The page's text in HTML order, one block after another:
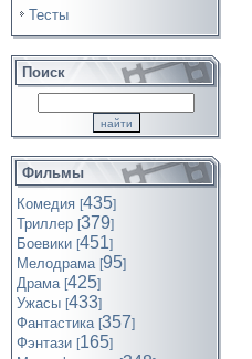
Тесты
Поиск
Фильмы
Комедия [435]
Триллер [379]
Боевики [451]
Мелодрама [95]
Драма [425]
Ужасы [433]
Фантастика [357]
Фэнтази [165]